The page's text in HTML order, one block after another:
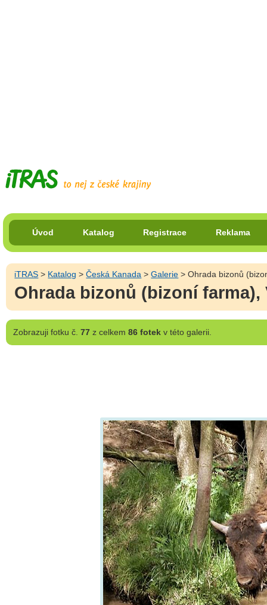
Úvod Katalog Registrace Reklama
iTRAS > Katalog >Česká Kanada >Galerie > Ohrada bizonů
Ohrada bizonů (bizoní farma),
Zobrazujifotku č. 77z celkem 86 fotekv této galerii.